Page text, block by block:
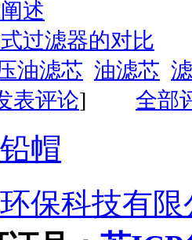
述
过滤器的对比
油滤芯 油滤芯
表评论] 全部
铅帽
保科技有限